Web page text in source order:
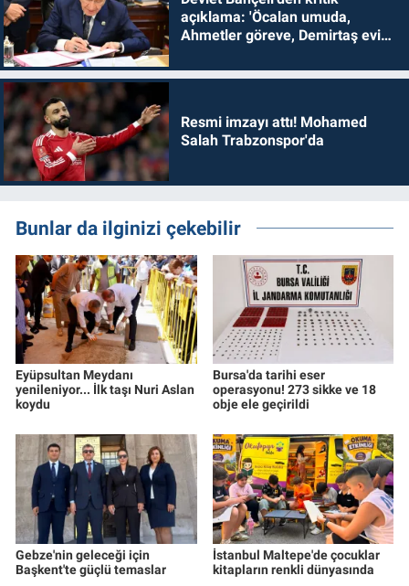
açıklama: 'Öcalan umuda,
Ahmetler göreve, Demirtaş evine
Resmi imzayı attı! Mohamed
Salah Trabzonspor'da
Bunlar da ilginizi çekebilir
Eyüpsultan Meydanı
yenileniyor... İlk taşı Nuri Aslan
koydu
Bursa'da tarihi eser
operasyonu! 273 sikke ve 18
obje ele geçirildi
Gebze'nin geleceği için
Başkent'te güçlü temaslar
İstanbul Maltepe'de çocuklar
kitapların renkli dünyasında